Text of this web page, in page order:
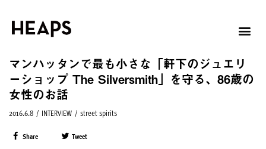
マンハッタンで最も小さな「軒下のジュエリ
ーショップ The Silversmith」を守る、86歳の
女性のお話
2016.6.8 / INTERVIEW / street spirits
Share Tweet